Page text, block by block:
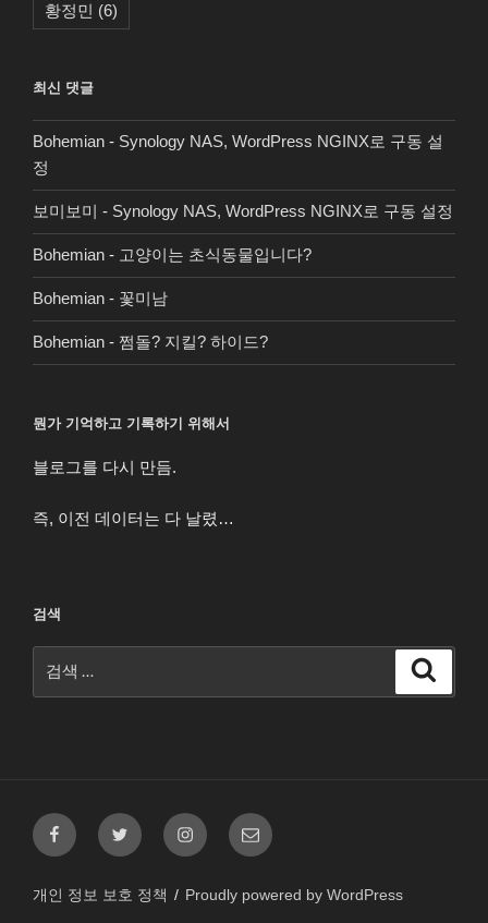
황정민 (6)
최신 댓글
Bohemian - Synology NAS, WordPress NGINX로 구동 설
정
보미보미 - Synology NAS, WordPress NGINX로 구동 설정
Bohemian - 고양이는 초식동물입니다?
Bohemian - 꽃미남
Bohemian - 쩜돌? 지킬? 하이드?
뭔가 기억하고 기록하기 위해서
블로그를 다시 만듬.
즉, 이전 데이터는 다 날렸…
검색
색:
페
이
트
위
인
스
이
메
개인 정보 보호 정책 Proudly powered by WordPress